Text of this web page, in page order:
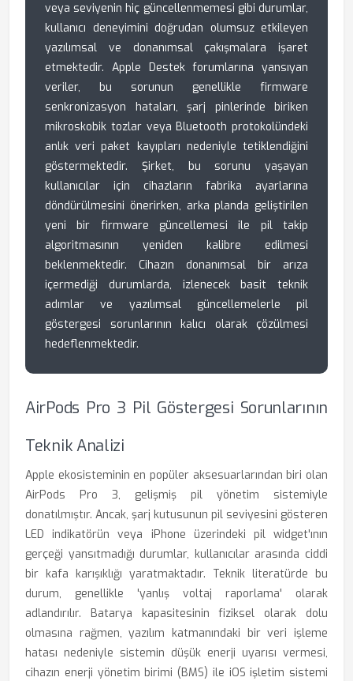
veya seviyenin hiç güncellenmemesi gibi durumlar,
kullanıcı deneyimini doğrudan olumsuz etkileyen
yazılımsal ve donanımsal çakışmalara işaret
etmektedir. Apple Destek forumlarına yansıyan
veriler, bu sorunun genellikle firmware
senkronizasyon hataları, şarj pinlerinde biriken
mikroskobik tozlar veya Bluetooth protokolündeki
anlık veri paket kayıpları nedeniyle tetiklendiğini
göstermektedir. Şirket, bu sorunu yaşayan
kullanıcılar için cihazların fabrika ayarlarına
döndürülmesini önerirken, arka planda geliştirilen
yeni bir firmware güncellemesi ile pil takip
algoritmasının yeniden kalibre edilmesi
beklenmektedir. Cihazın donanımsal bir arıza
içermediği durumlarda, izlenecek basit teknik
adımlar ve yazılımsal güncellemelerle pil
göstergesi sorunlarının kalıcı olarak çözülmesi
hedeflenmektedir.
AirPods Pro 3 Pil Göstergesi Sorunlarının
Teknik Analizi
Apple ekosisteminin en popüler aksesuarlarından biri olan
AirPods Pro 3, gelişmiş pil yönetim sistemiyle
donatılmıştır. Ancak, şarj kutusunun pil seviyesini gösteren
LED indikatörün veya iPhone üzerindeki pil widget'ının
gerçeği yansıtmadığı durumlar, kullanıcılar arasında ciddi
bir kafa karışıklığı yaratmaktadır. Teknik literatürde bu
durum, genellikle 'yanlış voltaj raporlama' olarak
adlandırılır. Batarya kapasitesinin fiziksel olarak dolu
olmasına rağmen, yazılım katmanındaki bir veri işleme
hatası nedeniyle sistemin düşük enerji uyarısı vermesi,
cihazın enerji yönetim birimi (BMS) ile iOS işletim sistemi